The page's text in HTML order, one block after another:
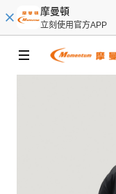
摩曼頓
立刻使用官方APP